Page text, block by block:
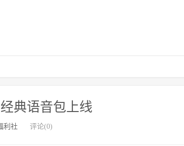
典语音包上线
利社 评论(0)